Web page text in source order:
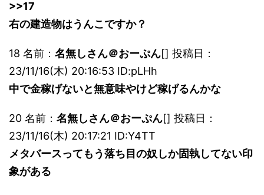
>>17
右の建造物はうんこですか？
18 名前： 名無しさん＠おーぷん[] 投稿日：
23/11/16(木) 20:16:53 ID:pLHh
中で金稼げないと無意味やけど稼げるんかな
20 名前： 名無しさん＠おーぷん[] 投稿日：
23/11/16(木) 20:17:21 ID:Y4TT
メタバースってもう落ち目の奴しか固執してない印
象がある